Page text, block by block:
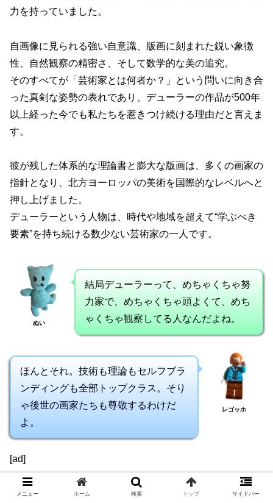
力を持っていました。
自画像に見られる強い自意識、版画に刻まれた鋭い象徴
性、自然観察の精密さ、そして数学的な美の追究。
そのすべてが「芸術家とは何者か？」という問いに向き合
った真剣な姿勢の表れであり、デューラーの作品が500年
以上経った今でも私たちを惹きつけ続ける理由だと言えま
す。
彼が残した体系的な理論書と膨大な版画は、多くの画家の
指針となり、北方ヨーロッパの美術を国際的なレベルへと
押し上げました。
デューラーという人物は、時代や地域を超えて“学ぶべき
要素”を持ち続ける数少ない芸術家の一人です。
ぬい
結局デューラーって、めちゃくちゃ努
力家で、めちゃくちゃ頭よくて、めち
ゃくちゃ観察してる人なんだよね。
ほんとそれ。技術も理論もセルフブラ
ンディングも全部トップクラス。そり
ゃ後世の画家たちも尊敬するわけだ
よ。
レゴッホ
[ad]
メニュー ホーム 検索 トップ サイドバー